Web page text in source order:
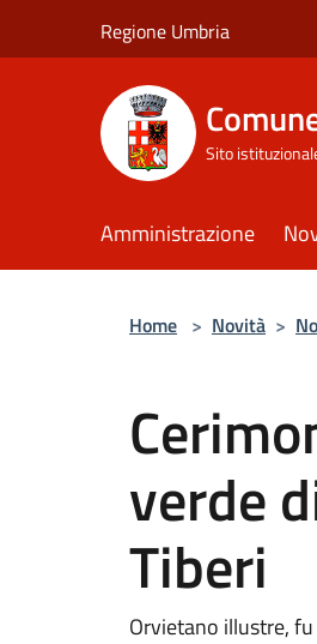
Regione Umbria
Sito
Amministrazione
Home > Novità >
verde
Tiberi
Orvietano illustre,